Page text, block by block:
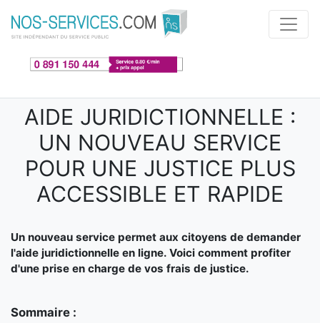
Aller au contenu principal
AIDE JURIDICTIONNELLE :
UN NOUVEAU SERVICE
POUR UNE JUSTICE PLUS
ACCESSIBLE ET RAPIDE
Un nouveau service permet aux citoyens de demander
l'aide juridictionnelle en ligne. Voici comment profiter
d'une prise en charge de vos frais de justice.
Sommaire :